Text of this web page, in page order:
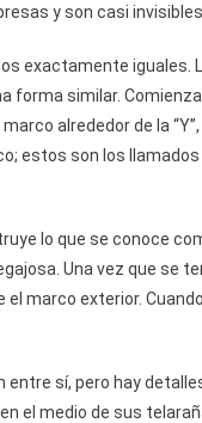
y son casi
exactamente
forma similar.
alrededor de la
estos son los
lo que se conoce
Una vez que se
marco exterior.
sí, pero hay
el medio de sus